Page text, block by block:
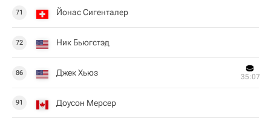
71 Йонас Сигенталер
72 Ник Бьюгстэд
86 Джек Хьюз 35:07
91 Доусон Мерсер